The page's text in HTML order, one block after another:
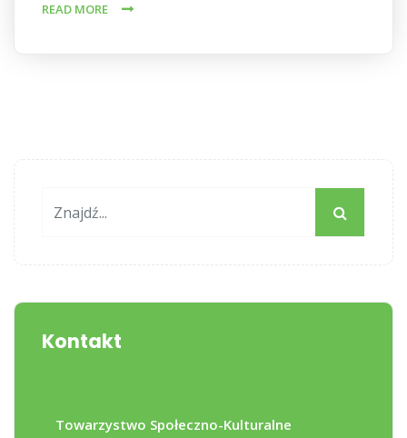
READ MORE
Kontakt
Towarzystwo Społeczno-Kulturalne